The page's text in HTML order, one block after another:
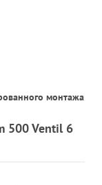
монтажа
500 Ventil 6